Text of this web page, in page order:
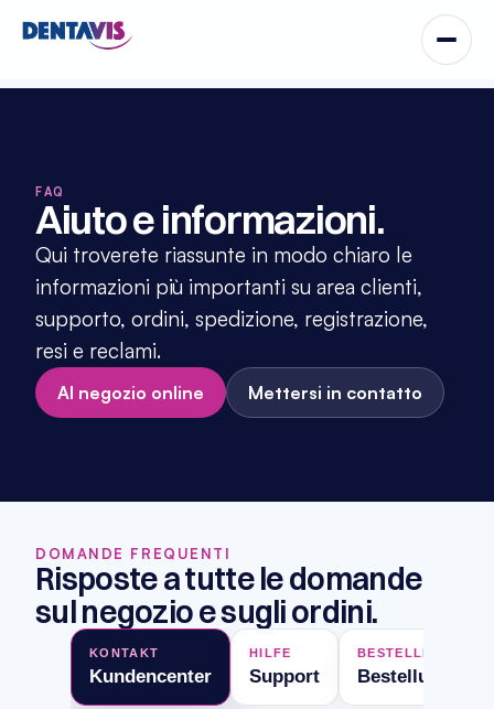
FAQ
Aiuto e informazioni.
Qui troverete riassunte in modo chiaro le
informazioni più importanti su area clienti,
supporto, ordini, spedizione, registrazione,
resi e reclami.
Al negozio online Mettersi in contatto
DOMANDE FREQUENTI
Risposte a tutte le domande
sul negozio e sugli ordini.
KONTAKT
Kundencenter
HILFE
Support
BESTELLPROZESS
Bestellungen